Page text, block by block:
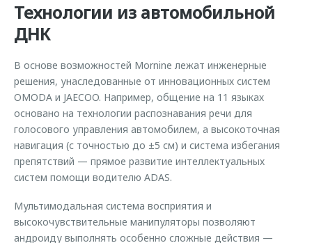
Технологии из автомобильной
ДНК
В основе возможностей Mornine лежат инженерные
решения, унаследованные от инновационных систем
OMODA и JAECOO. Например, общение на 11 языках
основано на технологии распознавания речи для
голосового управления автомобилем, а высокоточная
навигация (с точностью до ±5 см) и система избегания
препятствий — прямое развитие интеллектуальных
систем помощи водителю ADAS.
Мультимодальная система восприятия и
высокочувствительные манипуляторы позволяют
андроиду выполнять особенно сложные действия —